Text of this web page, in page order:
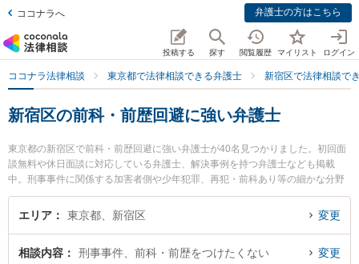
ココナラへ 弁護士の方はこちら
投稿する 探す 閲覧履歴 マイリスト ログイン
ココナラ法律相談 東京都で法律相談できる弁護士 新宿区で法律相談で
新宿区の前科・前歴回避に強い弁護士
東京都の新宿区で前科・前歴回避に強い弁護士が40名見つかりました。初回面
談無料や休日面談に対応している弁護士、解決事例を持つ弁護士なども掲載
中。刑事事件に関係する加害者側や少年犯罪、再犯・前科あり等の細かな分野
での絞り込み検索もでき便利です。特に弁護士法人東京新宿法律事務所の水本
佑冬弁護士やKODAMA法律事務所の小寺 悠介弁護士、東京スタートアップ法律
ブルを今すぐに弁護士に相談したい』『前科・前歴回避のトラブル解決の実績
エリア 東京都、新宿区 変更
相談内容 刑事事件、前科・前歴をつけたくない 変更